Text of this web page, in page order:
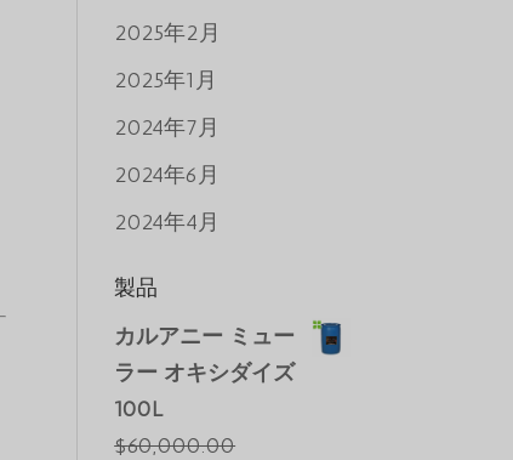
2025年2月
2025年1月
2024年7月
2024年6月
2024年4月
製品
カルアニー ミュー
ラー オキシダイズ
100L
$60,000.00